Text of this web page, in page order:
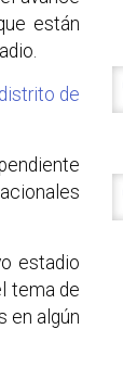
están
de
estadio
tema de
en algún